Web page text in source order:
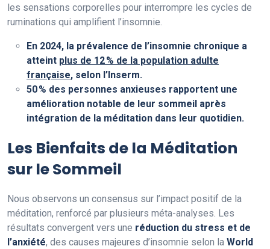
les sensations corporelles pour interrompre les cycles de
ruminations qui amplifient l’insomnie.
En 2024, la prévalence de l’insomnie chronique a
atteint plus de 12 % de la population adulte
française, selon l’ Inserm.
50 % des personnes anxieuses rapportent une
amélioration notable de leur sommeil après
intégration de la méditation dans leur quotidien.
Les Bienfaits de la Méditation
sur le Sommeil
Nous observons un consensus sur l’impact positif de la
méditation, renforcé par plusieurs méta-analyses. Les
résultats convergent vers une réduction du stress et de
l’anxiété, des causes majeures d’insomnie selon la World